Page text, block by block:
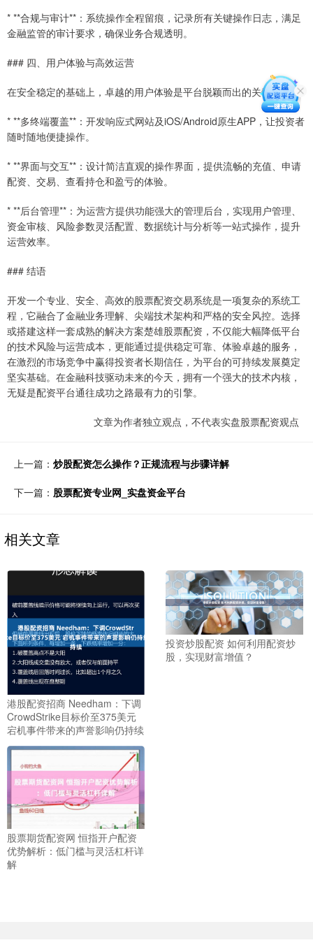
* **合规与审计**：系统操作全程留痕，记录所有关键操作日志，满足
金融监管的审计要求，确保业务合规透明。
### 四、用户体验与高效运营
在安全稳定的基础上，卓越的用户体验是平台脱颖而出的关键。
* **多终端覆盖**：开发响应式网站及iOS/Android原生APP，让投资者
随时随地便捷操作。
* **界面与交互**：设计简洁直观的操作界面，提供流畅的充值、申请
配资、交易、查看持仓和盈亏的体验。
* **后台管理**：为运营方提供功能强大的管理后台，实现用户管理、
资金审核、风险参数灵活配置、数据统计与分析等一站式操作，提升
运营效率。
### 结语
开发一个专业、安全、高效的股票配资交易系统是一项复杂的系统工
程，它融合了金融业务理解、尖端技术架构和严格的安全风控。选择
或搭建这样一套成熟的解决方案楚雄股票配资，不仅能大幅降低平台
的技术风险与运营成本，更能通过提供稳定可靠、体验卓越的服务，
在激烈的市场竞争中赢得投资者长期信任，为平台的可持续发展奠定
坚实基础。在金融科技驱动未来的今天，拥有一个强大的技术内核，
无疑是配资平台通往成功之路最有力的引擎。
文章为作者独立观点，不代表实盘股票配资观点
上一篇： 炒股配资怎么操作？正规流程与步骤详解
下一篇： 股票配资专业网_实盘资金平台
相关文章
港股配资招商 Needham：下调
CrowdStrike目标价至375美元
宕机事件带来的声誉影响仍持续
投资炒股配资 如何利用配资炒
股，实现财富增值？
股票期货配资网 恒指开户配资
优势解析：低门槛与灵活杠杆详
解